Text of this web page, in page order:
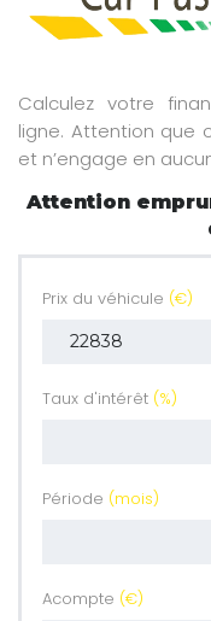
Calculez votre
ligne. Attention que
et n’engage en
Attention
Prix du véhicule (€)
Taux d'intérêt (%)
Période (mois)
Acompte (€)